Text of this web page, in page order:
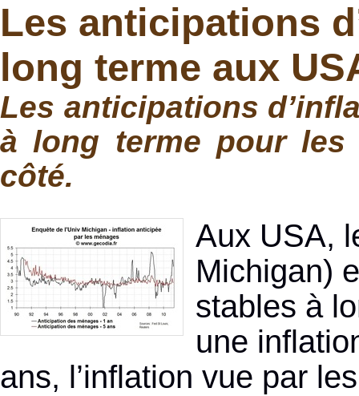
Les anticipations
long terme aux
Les anticipations
à long terme pour les
côté.
Aux USA,
Michigan)
stables à
une
ans, l’inflation vue par